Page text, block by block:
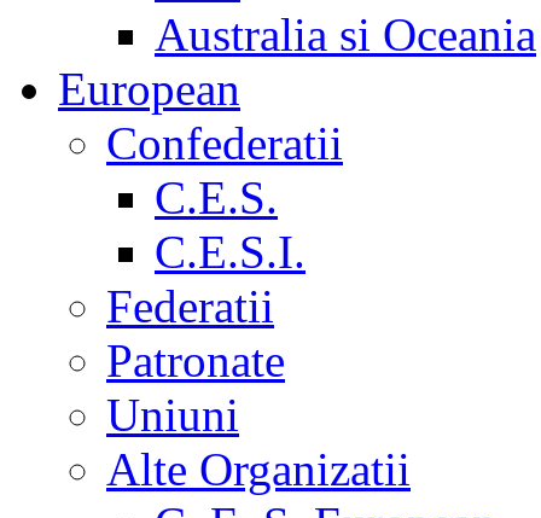
Australia si Oceania
European
Confederatii
C.E.S.
C.E.S.I.
Federatii
Patronate
Uniuni
Alte Organizatii